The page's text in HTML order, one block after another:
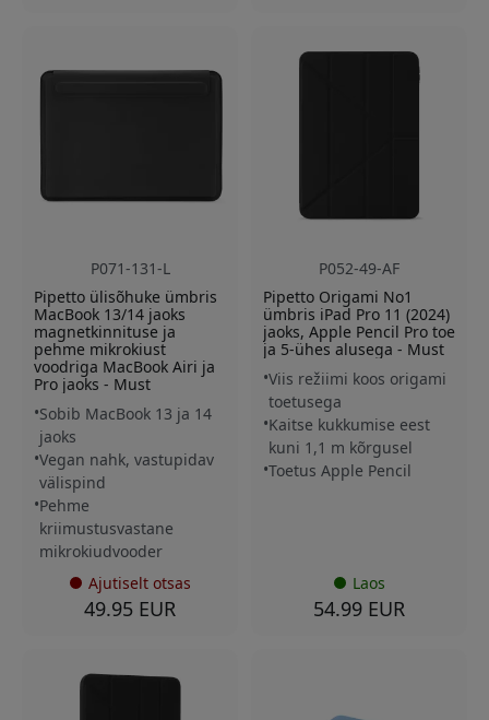
P071-131-L
Pipetto ülisõhuke ümbris
MacBook 13/14 jaoks
magnetkinnituse ja
pehme mikrokiust
voodriga MacBook Airi ja
Pro jaoks - Must
Sobib MacBook 13 ja 14
jaoks
Vegan nahk, vastupidav
välispind
Pehme
kriimustusvastane
mikrokiudvooder
Ajutiselt otsas
49.95 EUR
P052-49-AF
Pipetto Origami No1
ümbris iPad Pro 11 (2024)
jaoks, Apple Pencil Pro toe
ja 5-ühes alusega - Must
Viis režiimi koos origami
toetusega
Kaitse kukkumise eest
kuni 1,1 m kõrgusel
Toetus Apple Pencil
Laos
54.99 EUR